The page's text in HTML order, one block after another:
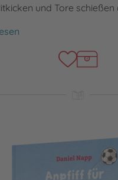
und Tore schießen
TOR!